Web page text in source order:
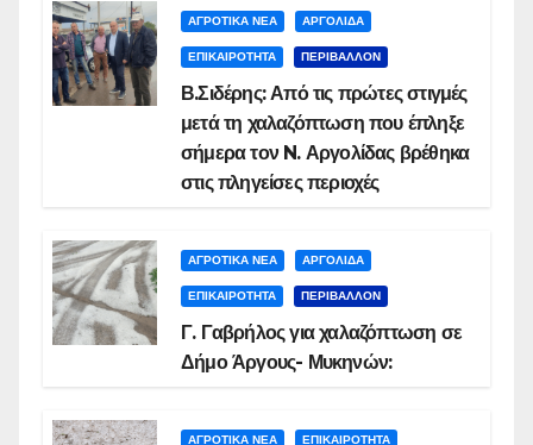
ΑΓΡΟΤΙΚΑ ΝΕΑ ΑΡΓΟΛΙΔΑ
ΕΠΙΚΑΙΡΟΤΗΤΑ ΠΕΡΙΒΑΛΛΟΝ
Β.Σιδέρης: Από τις πρώτες στιγμές
μετά τη χαλαζόπτωση που έπληξε
σήμερα τον N. Αργολίδας βρέθηκα
στις πληγείσες περιοχές
ΑΓΡΟΤΙΚΑ ΝΕΑ ΑΡΓΟΛΙΔΑ
ΕΠΙΚΑΙΡΟΤΗΤΑ ΠΕΡΙΒΑΛΛΟΝ
Γ. Γαβρήλος για χαλαζόπτωση σε
Δήμο Άργους- Μυκηνών:
ΑΓΡΟΤΙΚΑ ΝΕΑ ΕΠΙΚΑΙΡΟΤΗΤΑ